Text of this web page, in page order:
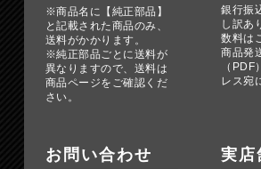
※商品名に【純正部品】
と記載された商品のみ、
送料がかかります。
※純正部品ごとに送料が
異なりますので、送料は
商品ページをご確認くだ
さい。
銀行振
し訳あ
数料は
商品発
（PDF
レス宛
お問い合わせ 実店